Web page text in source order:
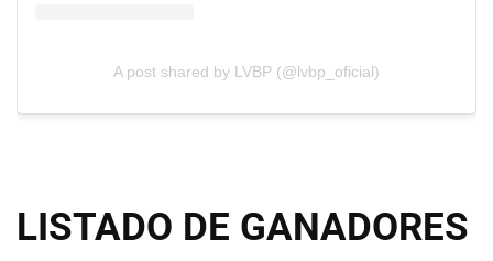
A post shared by LVBP (@lvbp_oficial)
LISTADO DE GANADORES